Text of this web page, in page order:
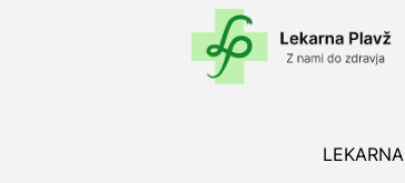
LEKARNA